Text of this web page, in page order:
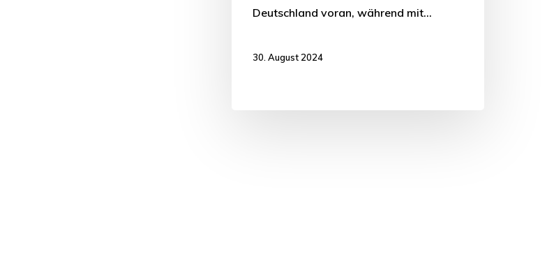
Deutschland voran, während mit…
30. August 2024